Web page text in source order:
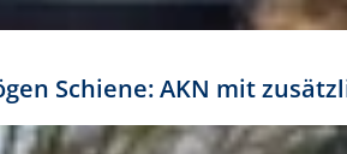
Schiene: AKN mit